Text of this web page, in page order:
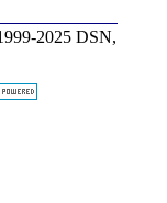
2025 DSN,